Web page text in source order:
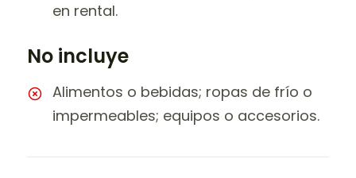
en rental.
No incluye
Alimentos o bebidas; ropas de frío o
impermeables; equipos o accesorios.